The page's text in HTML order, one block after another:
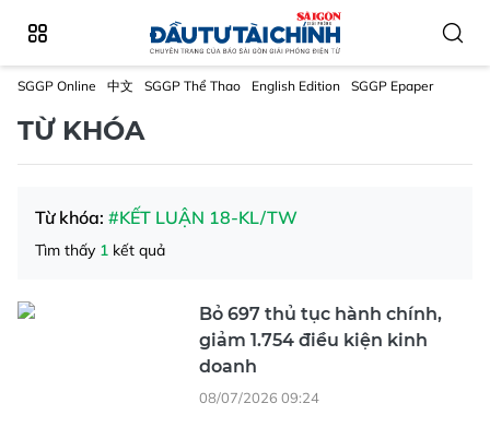
SGGP Online 中文 SGGP Thể Thao English Edition SGGP Epaper
TỪ KHÓA
Từ khóa: #KẾT LUẬN 18-KL/TW
Tìm thấy 1 kết quả
Bỏ 697 thủ tục hành chính,
giảm 1.754 điều kiện kinh
doanh
08/07/2026 09:24